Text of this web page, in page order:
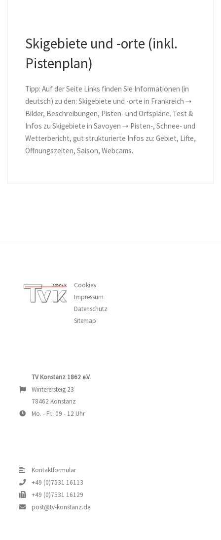
Skigebiete und -orte (inkl.
Pistenplan)
Tipp: Auf der Seite Links finden Sie Informationen (in
deutsch) zu den: Skigebiete und -orte in Frankreich ➝
Bilder, Beschreibungen, Pisten- und Ortspläne. Test &
Infos zu Skigebiete in Savoyen ➝ Pisten-, Schnee- und
Wetterbericht, gut strukturierte Infos zu: Gebiet, Lifte,
Öffnungszeiten, Saison, Webcams.
Cookies
Impressum
Datenschutz
Sitemap
TV Konstanz 1862 e.V.
Winterersteig 23
78462 Konstanz
Mo. - Fr.: 09 - 12 Uhr
Kontaktformular
+49 (0)7531 16113
+49 (0)7531 16129
post@tv-konstanz.de